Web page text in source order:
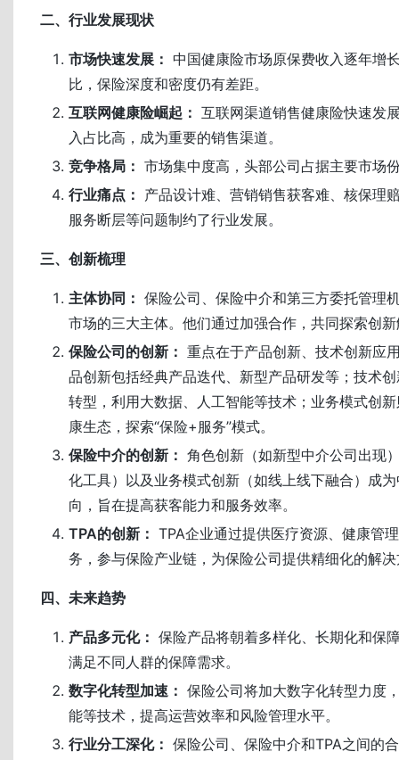
二、行业发展现状
市场快速发展： 中国健康险市场原保费收入逐年增
比，保险深度和密度仍有差距。
互联网健康险崛起： 互联网渠道销售健康险快速发
入占比高，成为重要的销售渠道。
竞争格局： 市场集中度高，头部公司占据主要市场
行业痛点： 产品设计难、营销销售获客难、核保理
服务断层等问题制约了行业发展。
三、创新梳理
主体协同： 保险公司、保险中介和第三方委托管理
市场的三大主体。他们通过加强合作，共同探索创
保险公司的创新： 重点在于产品创新、技术创新应
品创新包括经典产品迭代、新型产品研发等；技术
转型，利用大数据、人工智能等技术；业务模式创
康生态，探索“保险+服务”模式。
保险中介的创新： 角色创新（如新型中介公司出现
化工具）以及业务模式创新（如线上线下融合）成
向，旨在提高获客能力和服务效率。
TPA的创新： TPA企业通过提供医疗资源、健康管
务，参与保险产业链，为保险公司提供精细化的解
四、未来趋势
产品多元化： 保险产品将朝着多样化、长期化和保
满足不同人群的保障需求。
数字化转型加速： 保险公司将加大数字化转型力度
能等技术，提高运营效率和风险管理水平。
行业分工深化： 保险公司、保险中介和TPA之间的